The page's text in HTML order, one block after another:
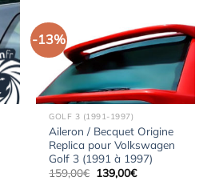
-13%
GOLF 3 (1991-1997)
Aileron / Becquet Origine
Replica pour Volkswagen
Golf 3 (1991 à 1997)
159,00€ Le
139,00€Le